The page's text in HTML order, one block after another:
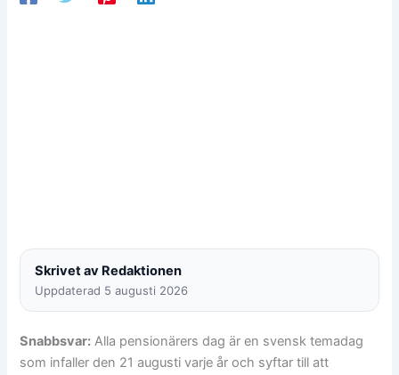
Skrivet av Redaktionen
Uppdaterad 5 augusti 2026
Snabbsvar: Alla pensionärers dag är en svensk temadag
som infaller den 21 augusti varje år och syftar till att